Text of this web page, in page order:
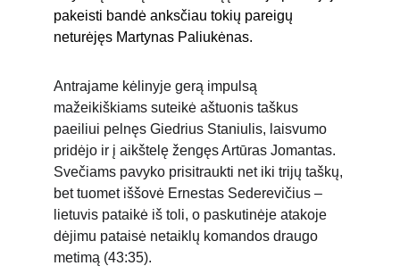
pakeisti bandė anksčiau tokių pareigų
neturėjęs Martynas Paliukėnas.
Antrajame kėlinyje gerą impulsą
mažeikiškiams suteikė aštuonis taškus
paeiliui pelnęs Giedrius Staniulis, laisvumo
pridėjo ir į aikštelę žengęs Artūras Jomantas.
Svečiams pavyko prisitraukti net iki trijų taškų,
bet tuomet iššovė Ernestas Sederevičius –
lietuvis pataikė iš toli, o paskutinėje atakoje
dėjimu pataisė netaiklų komandos draugo
metimą (43:35).